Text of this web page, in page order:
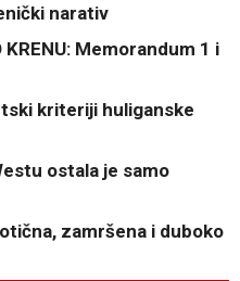
narativ
KRENU: Memorandum 1 i
kriteriji huliganske
ostala je samo
zamršena i duboko